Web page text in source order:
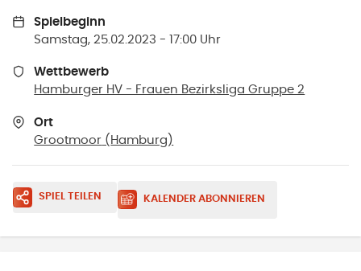
Spielbeginn
Samstag, 25.02.2023 - 17:00 Uhr
Wettbewerb
Hamburger HV - Frauen Bezirksliga Gruppe 2
Ort
Grootmoor ( Hamburg )
SPIEL TEILEN KALENDER ABONNIEREN